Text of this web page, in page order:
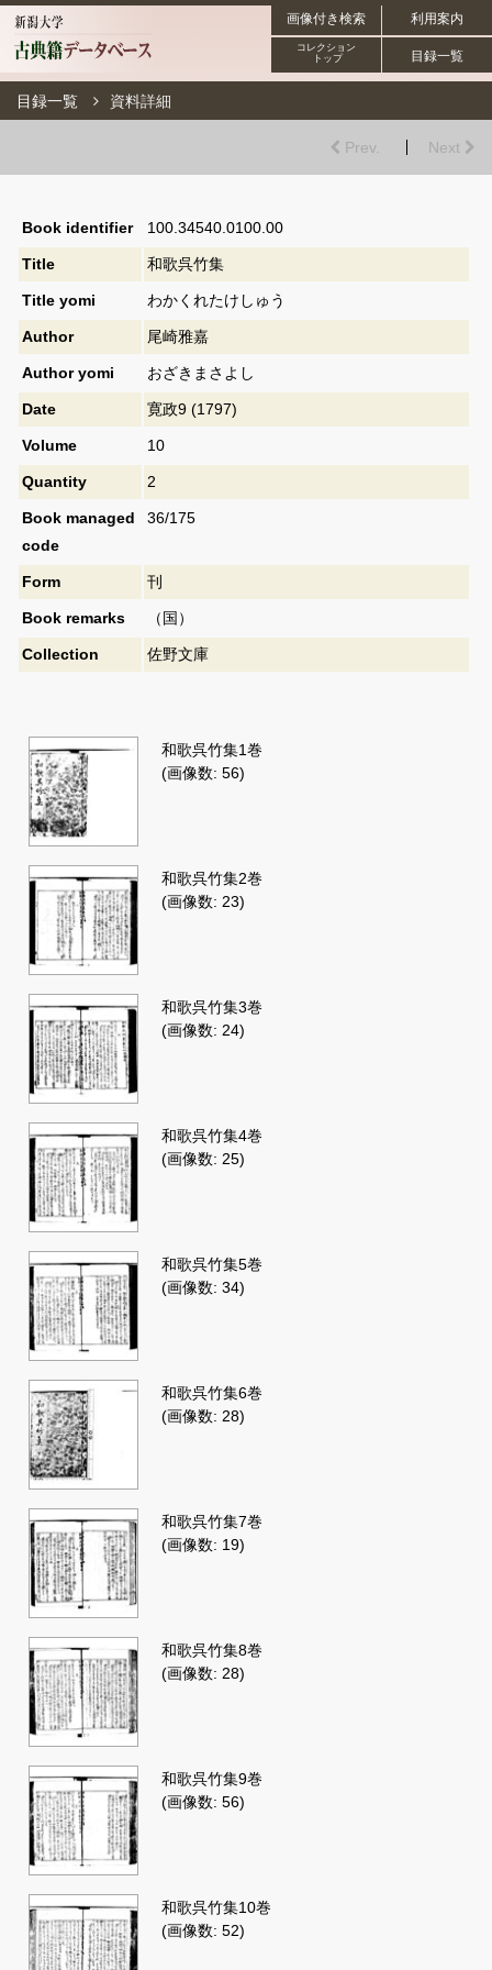
利用案内
画像付き検索
目録一覧
コレクション
トップ
目録一覧 資料詳細
Prev. Next
Book identifier 100.34540.0100.00
Title 和歌呉竹集
Title yomi わかくれたけしゅう
Author 尾崎雅嘉
Author yomi おざきまさよし
Date 寛政9 (1797)
Volume 10
Quantity 2
Book managed
code
36/175
Form 刊
Book remarks （国）
Collection 佐野文庫
和歌呉竹集1巻
(画像数: 56)
和歌呉竹集2巻
(画像数: 23)
和歌呉竹集3巻
(画像数: 24)
和歌呉竹集4巻
(画像数: 25)
和歌呉竹集5巻
(画像数: 34)
和歌呉竹集6巻
(画像数: 28)
和歌呉竹集7巻
(画像数: 19)
和歌呉竹集8巻
(画像数: 28)
和歌呉竹集9巻
(画像数: 56)
和歌呉竹集10巻
(画像数: 52)